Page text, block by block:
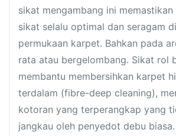
sikat mengambang ini
sikat selalu optimal dan seragam
permukaan karpet. Bahkan pada
rata atau bergelombang. Sikat rol
membantu membersihkan karpet
terdalam (fibre-deep cleaning),
kotoran yang terperangkap yang
jangkau oleh penyedot debu biasa.